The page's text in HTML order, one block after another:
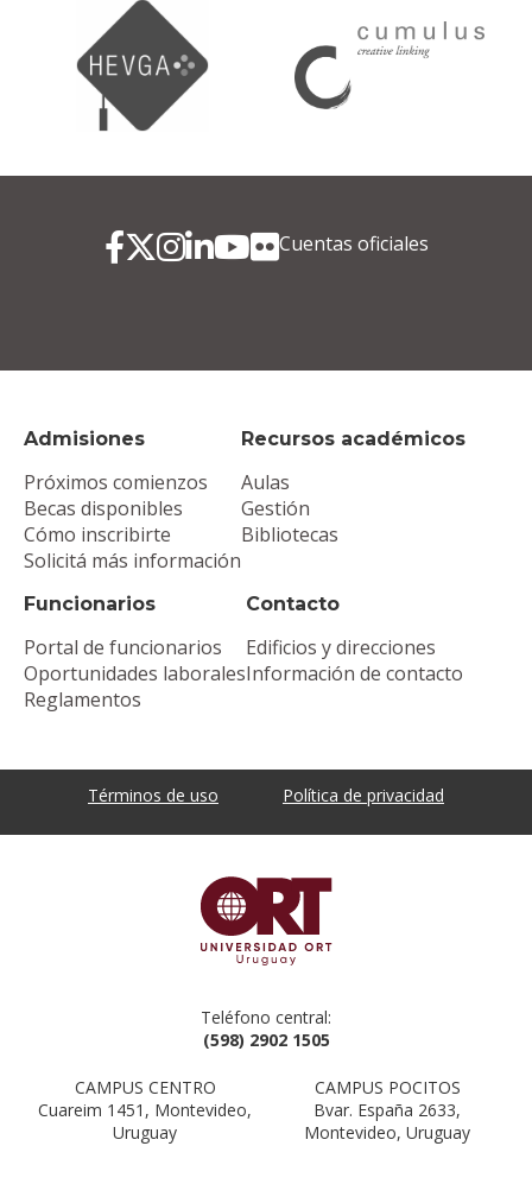
Admisiones
Próximos comienzos
Becas disponibles
Cómo inscribirte
Solicitá más información
Recursos académicos
Aulas
Gestión
Bibliotecas
Funcionarios
Portal de funcionarios
Oportunidades laborales
Reglamentos
Contacto
Edificios y direcciones
Información de contacto
Cuentas oficiales
Términos de uso Política de privacidad
Teléfono central:
(598) 2902 1505
CAMPUS CENTRO
Cuareim 1451, Montevideo,
Uruguay
CAMPUS POCITOS
Bvar. España 2633,
Montevideo, Uruguay